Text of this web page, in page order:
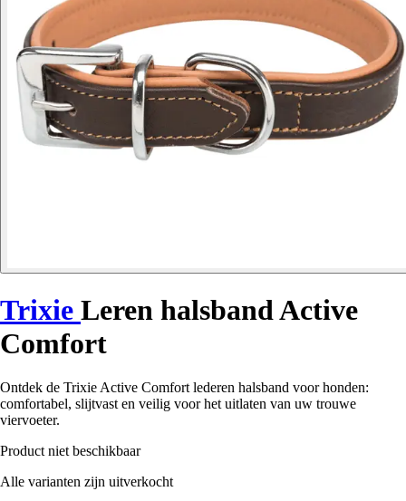
Trixie Leren halsband Active
Comfort
Ontdek de Trixie Active Comfort lederen halsband voor honden:
comfortabel, slijtvast en veilig voor het uitlaten van uw trouwe
viervoeter.
Product niet beschikbaar
Alle varianten zijn uitverkocht